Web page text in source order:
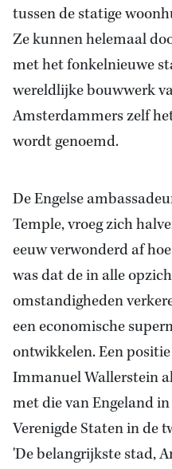
tussen de statige
Ze kunnen helemaal
met het fonkelnieuwe
wereldlijke bouwwerk
Amsterdammers zelf
wordt genoemd.
De Engelse
Temple, vroeg zich
eeuw verwonderd af
was dat de in alle
omstandigheden
een economische
ontwikkelen. Een
Immanuel Wallerstein
met die van Engeland
Verenigde Staten in de
'De belangrijkste stad,